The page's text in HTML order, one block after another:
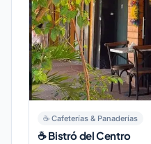
☕ Cafeterías & Panaderías
☕ Bistró del Centro